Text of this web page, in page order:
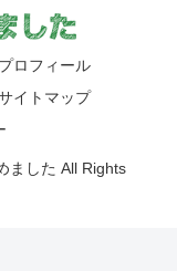
プロフィール
イトマップ
ました All Rights